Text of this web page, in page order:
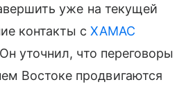
уже на текущей
контакты сХАМАС
уточнил, что переговоры
Востоке продвигаются